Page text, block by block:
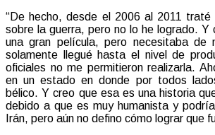
“De hecho, desde el 2006 al 2011 traté
sobre la guerra, pero no lo he logrado. Y
una gran película, pero necesitaba de
solamente llegué hasta el nivel de
oficiales no me permitieron realizarla.
en un estado en donde por todos
bélico. Y creo que esa es una historia
debido a que es muy humanista y
Irán, pero aún no defino cómo lograr que